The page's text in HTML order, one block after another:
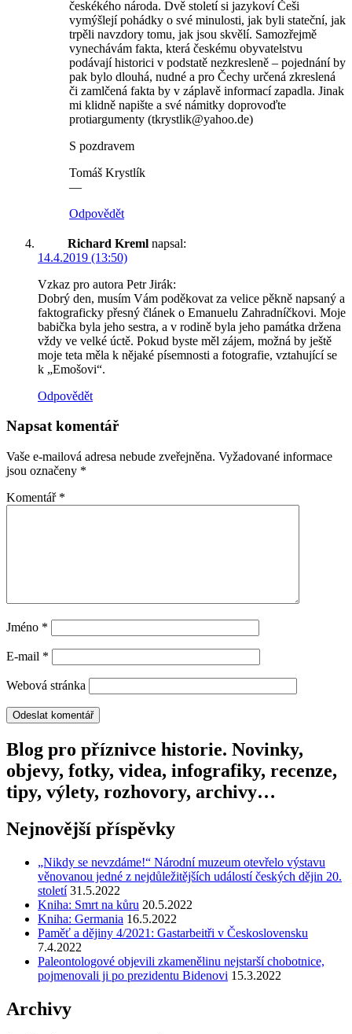
českékého národa. Dvě století si jazykoví Češi
vymýšlejí pohádky o své minulosti, jak byli stateční, jak
trpěli navzdory tomu, jak jsou skvělí. Samozřejmě
vynechávám fakta, která českému obyvatelstvu
podávají historici v podstatě nezkresleně – pojednání by
pak bylo dlouhá, nudné a pro Čechy určená zkreslená
či zamlčená fakta by v záplavě informací zapadla. Jinak
mi klidně napište a své námitky doprovoďte
protiargumenty (tkrystlik@yahoo.de)
S pozdravem
Tomáš Krystlík
—
Odpovědět
Richard Kreml napsal:
14.4.2019 (13:50)
Vzkaz pro autora Petr Jirák:
Dobrý den, musím Vám poděkovat za velice pěkně napsaný a
faktograficky přesný článek o Emanuelu Zahradníčkovi. Moje
babička byla jeho sestra, a v rodině byla jeho památka držena
vždy ve velké úctě. Pokud byste měl zájem, možná by ještě
moje teta měla k nějaké písemnosti a fotografie, vztahující se
k „Emošovi“.
Odpovědět
Napsat komentář
Vaše e-mailová adresa nebude zveřejněna. Vyžadované informace
jsou označeny *
Komentář *
Jméno *
E-mail *
Webová stránka
Blog pro příznivce historie. Novinky,
objevy, fotky, videa, infografiky, recenze,
tipy, výlety, rozhovory, archivy…
Nejnovější příspěvky
„Nikdy se nevzdáme!“ Národní muzeum otevřelo výstavu
věnovanou jedné z nejdůležitějších událostí českých dějin 20.
století 31.5.2022
Kniha: Smrt na kůru 20.5.2022
Kniha: Germania 16.5.2022
Paměť a dějiny 4/2021: Gastarbeitři v Československu
7.4.2022
Paleontologové objevili zkamenělinu nejstarší chobotnice,
pojmenovali ji po prezidentu Bidenovi 15.3.2022
Archivy